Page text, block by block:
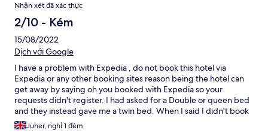
Nhận xét đã xác thực
2/10 - Kém
15/08/2022
Dịch với Google
I have a problem with Expedia , do not book this hotel via
Expedia or any other booking sites reason being the hotel can
get away by saying oh you booked with Expedia so your
requests didn't register. I had asked for a Double or queen bed
and they instead gave me a twin bed. When I said I didn't book
that and can they change it .They said they have no available
rooms and I should really take this up with Expedia and may be
Juher, nghỉ 1 đêm